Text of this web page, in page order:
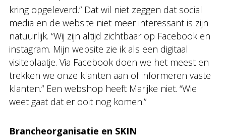
kring opgeleverd.” Dat wil niet zeggen dat social
media en de website niet meer interessant is zijn
natuurlijk. “Wij zijn altijd zichtbaar op Facebook en
instagram. Mijn website zie ik als een digitaal
visiteplaatje. Via Facebook doen we het meest en
trekken we onze klanten aan of informeren vaste
klanten.” Een webshop heeft Marijke niet. “Wie
weet gaat dat er ooit nog komen.”
Brancheorganisatie en SKIN